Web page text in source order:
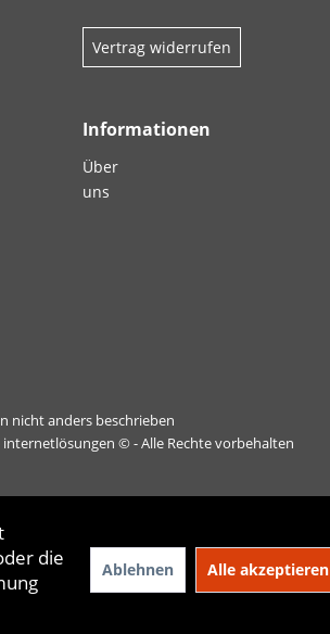
Vertrag widerrufen
Informationen
Über
uns
nicht anders beschrieben
internetlösungen © - Alle Rechte vorbehalten
die
Ablehnen Alle akzeptieren